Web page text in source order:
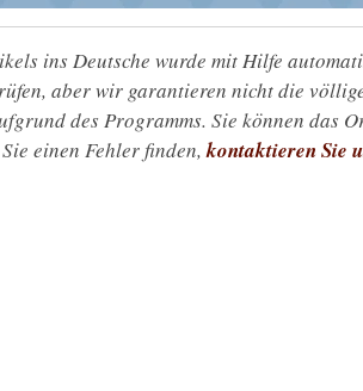
ins Deutsche wurde mit Hilfe
aber wir garantieren nicht die
des Programms. Sie können das
einen Fehler finden,kontaktieren Sie